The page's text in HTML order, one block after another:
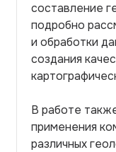
составление
подробно
и обработки
создания
В работе
применения
различных